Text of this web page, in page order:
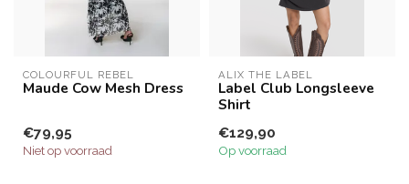
COLOURFUL REBEL
Maude Cow Mesh Dress
€79,95
Niet op voorraad
ALIX THE LABEL
Label Club Longsleeve
Shirt
€129,90
Op voorraad